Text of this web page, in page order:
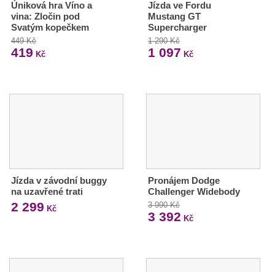
Úniková hra Víno a
vina: Zločin pod
Svatým kopečkem
449 Kč
419 Kč
Jízda ve Fordu
Mustang GT
Supercharger
1 290 Kč
1 097 Kč
Jízda v závodní buggy
na uzavřené trati
2 299 Kč
Pronájem Dodge
Challenger Widebody
3 990 Kč
3 392 Kč